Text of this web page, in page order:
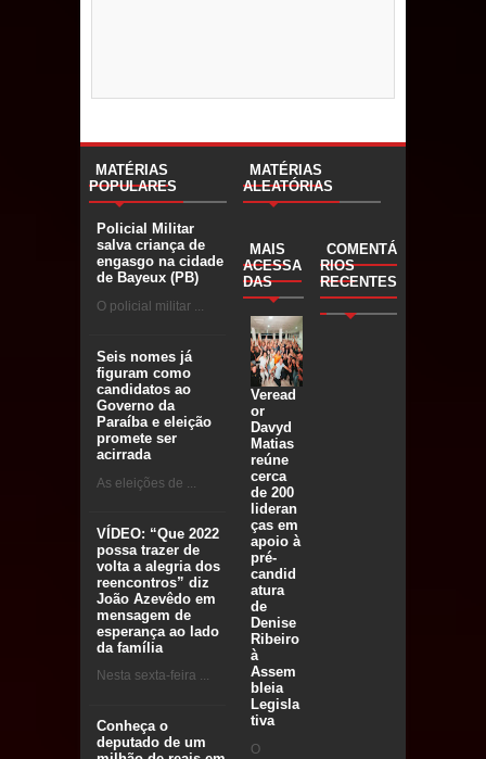
MATÉRIAS
POPULARES
Policial Militar
salva criança de
engasgo na cidade
de Bayeux (PB)
O policial militar ...
Seis nomes já
figuram como
candidatos ao
Governo da
Paraíba e eleição
promete ser
acirrada
As eleições de ...
VÍDEO: “Que 2022
possa trazer de
volta a alegria dos
reencontros” diz
João Azevêdo em
mensagem de
esperança ao lado
da família
Nesta sexta-feira ...
Conheça o
deputado de um
MATÉRIAS
ALEATÓRIAS
MAIS
ACESSA
DAS
Veread
or
Davyd
Matias
reúne
cerca
de 200
lideran
ças em
apoio à
pré-
candid
atura
de
Denise
Ribeiro
à
Assem
bleia
Legisla
tiva
O
COMENTÁ
RIOS
RECENTES